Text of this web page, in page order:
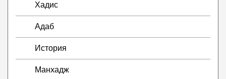
Хадис
Адаб
История
Манхадж